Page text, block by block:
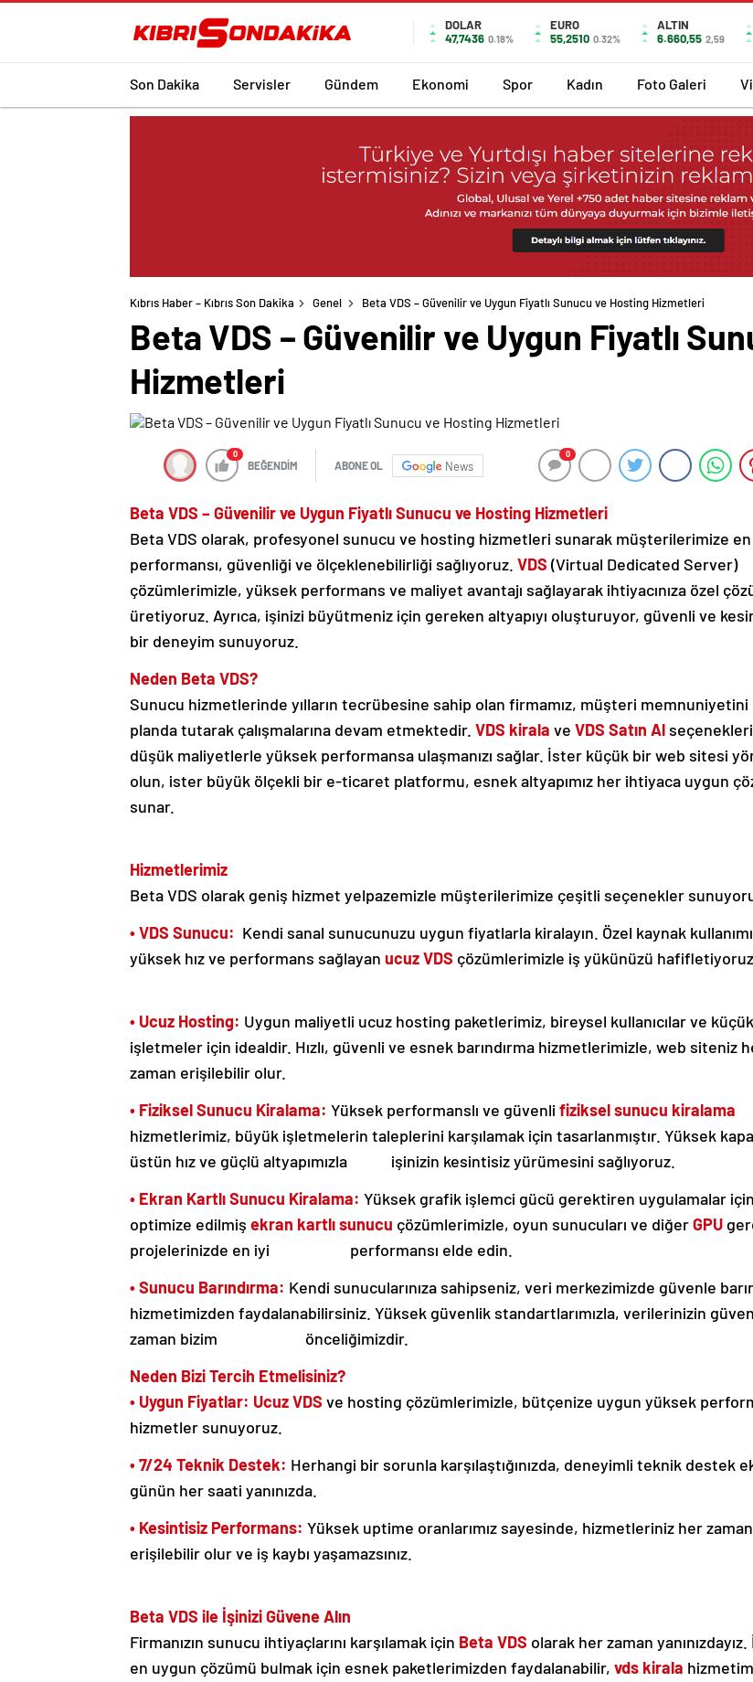
DOLAR
47,7436 0.18%
EURO
55,2510 0.32%
ALTIN
6.660,55 2,59
Son Dakika Servisler Gündem Ekonomi Spor Kadın Foto Galeri
Kıbrıs Haber – Kıbrıs Son Dakika Genel Beta VDS – Güvenilir ve Uygun Fiyatlı Sunucu ve Hosting Hizmetleri
Beta VDS – Güvenilir ve Uygun Fiyatlı
Hizmetleri
0
BEĞENDİM ABONE OL News
0
Beta VDS – Güvenilir ve Uygun Fiyatlı Sunucu ve Hosting Hizmetleri
Beta VDS olarak, profesyonel sunucu ve hosting hizmetleri sunarak müşterilerimize
performansı, güvenliği ve ölçeklenebilirliği sağlıyoruz. VDS (Virtual Dedicated Server)
çözümlerimizle, yüksek performans ve maliyet avantajı sağlayarak ihtiyacınıza özel
üretiyoruz. Ayrıca, işinizi büyütmeniz için gereken altyapıyı oluşturuyor, güvenli ve
bir deneyim sunuyoruz.
Neden Beta VDS?
Sunucu hizmetlerinde yılların tecrübesine sahip olan firmamız, müşteri memnuniyetini
planda tutarak çalışmalarına devam etmektedir. VDS kirala ve VDS Satın Al
düşük maliyetlerle yüksek performansa ulaşmanızı sağlar. İster küçük bir web sitesi
olun, ister büyük ölçekli bir e-ticaret platformu, esnek altyapımız her ihtiyaca uygun
sunar.
Hizmetlerimiz
Beta VDS olarak geniş hizmet yelpazemizle müşterilerimize çeşitli seçenekler
• VDS Sunucu: Kendi sanal sunucunuzu uygun fiyatlarla kiralayın. Özel kaynak
yüksek hız ve performans sağlayan ucuz VDS çözümlerimizle iş yükünüzü
• Ucuz Hosting: Uygun maliyetli ucuz hosting paketlerimiz, bireysel kullanıcılar ve küçük
işletmeler için idealdir. Hızlı, güvenli ve esnek barındırma hizmetlerimizle, web siteniz
zaman erişilebilir olur.
• Fiziksel Sunucu Kiralama: Yüksek performanslı ve güvenli fiziksel sunucu kiralama
hizmetlerimiz, büyük işletmelerin taleplerini karşılamak için tasarlanmıştır. Yüksek
üstün hız ve güçlü altyapımızla işinizin kesintisiz yürümesini sağlıyoruz.
• Ekran Kartlı Sunucu Kiralama: Yüksek grafik işlemci gücü gerektiren uygulamalar için
optimize edilmiş ekran kartlı sunucu çözümlerimizle, oyun sunucuları ve diğerGPU
projelerinizde en iyi performansı elde edin.
• Sunucu Barındırma: Kendi sunucularınıza sahipseniz, veri merkezimizde güvenle
hizmetimizden faydalanabilirsiniz. Yüksek güvenlik standartlarımızla, verilerinizin
zaman bizim önceliğimizdir.
Neden Bizi Tercih Etmelisiniz?​​​​​​​
• Uygun Fiyatlar: Ucuz VDS ve hosting çözümlerimizle, bütçenize uygun yüksek
hizmetler sunuyoruz.
• 7/24 Teknik Destek: Herhangi bir sorunla karşılaştığınızda, deneyimli teknik destek
günün her saati yanınızda.
• Kesintisiz Performans: Yüksek uptime oranlarımız sayesinde, hizmetleriniz her zaman
erişilebilir olur ve iş kaybı yaşamazsınız.
Beta VDS ile İşinizi Güvene Alın
Firmanızın sunucu ihtiyaçlarını karşılamak için Beta VDS olarak her zaman
en uygun çözümü bulmak için esnek paketlerimizden faydalanabilir, vds kirala